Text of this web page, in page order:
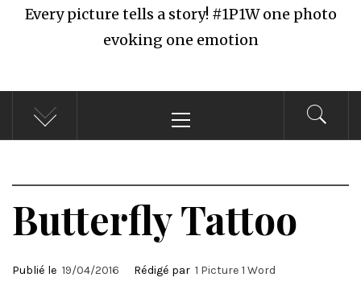
Every picture tells a story! #1P1W one photo
evoking one emotion
principal
Butterfly Tattoo
Publié le 19/04/2016 Rédigé par 1 Picture 1 Word